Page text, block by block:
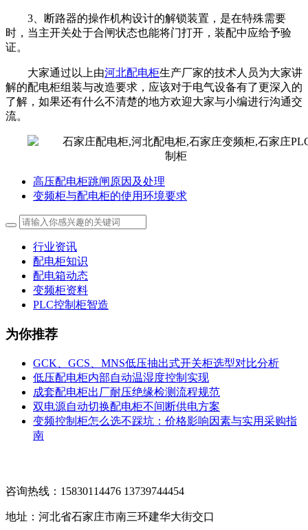
3、断路器的操作机构设计的解锁装置，是在特殊需要
时，当主开关处于合闸状态也能将门打开，装配中应给予验
证。
大家通过以上由河北配电柜生产厂家的技术人员为大家讲
解的配电柜组装与改造要求，应该对于电气设备有了更深入的
了解，如果还有什么不清楚的地方欢迎大家与小编进行沟通交
流。
高压配电柜跳闸原因及处理
变频柜与配电柜的使用环境要求
行业资讯
配电柜知识
配电箱动态
变频柜资料
PLC控制柜智造
为你推荐
GCK、GCS、MNS低压抽出式开关柜选型对比分析
低压配电柜内部自动温湿度控制实现
成套配电柜出厂耐压绝缘检测流程规范
双电源自动切换配电柜不间断供电方案
变频控制柜怎么选不踩坑：价格影响因素与实用采购指
南
咨询热线：15830114476 13739744454
地址：河北省石家庄市南三环建华大街交口